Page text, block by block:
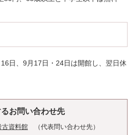
日、9月17日・24日は開館し、翌日休
お問い合わせ先
古資料館
代表問い合わせ先